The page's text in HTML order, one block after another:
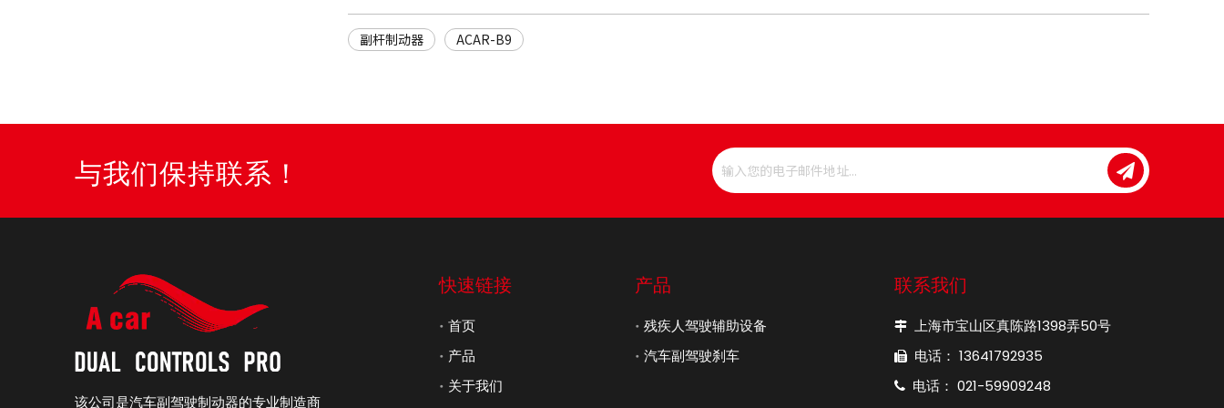
副杆制动器 ACAR-B9
与我们保持联系！
该公司是汽车副驾驶制动器的专业制造商
快速链接
首页
产品
关于我们
产品
残疾人驾驶辅助设备
汽车副驾驶刹车
联系我们
 上海市宝山区真陈路1398弄50号
 电话： 13641792935
 电话： 021-59909248